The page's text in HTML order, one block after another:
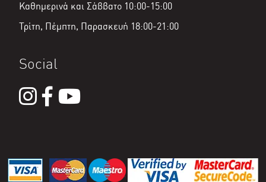
Καθημερινά και Σάββατο 10:00-15:00
Τρίτη, Πέμπτη, Παρασκευή 18:00-21:00
Social